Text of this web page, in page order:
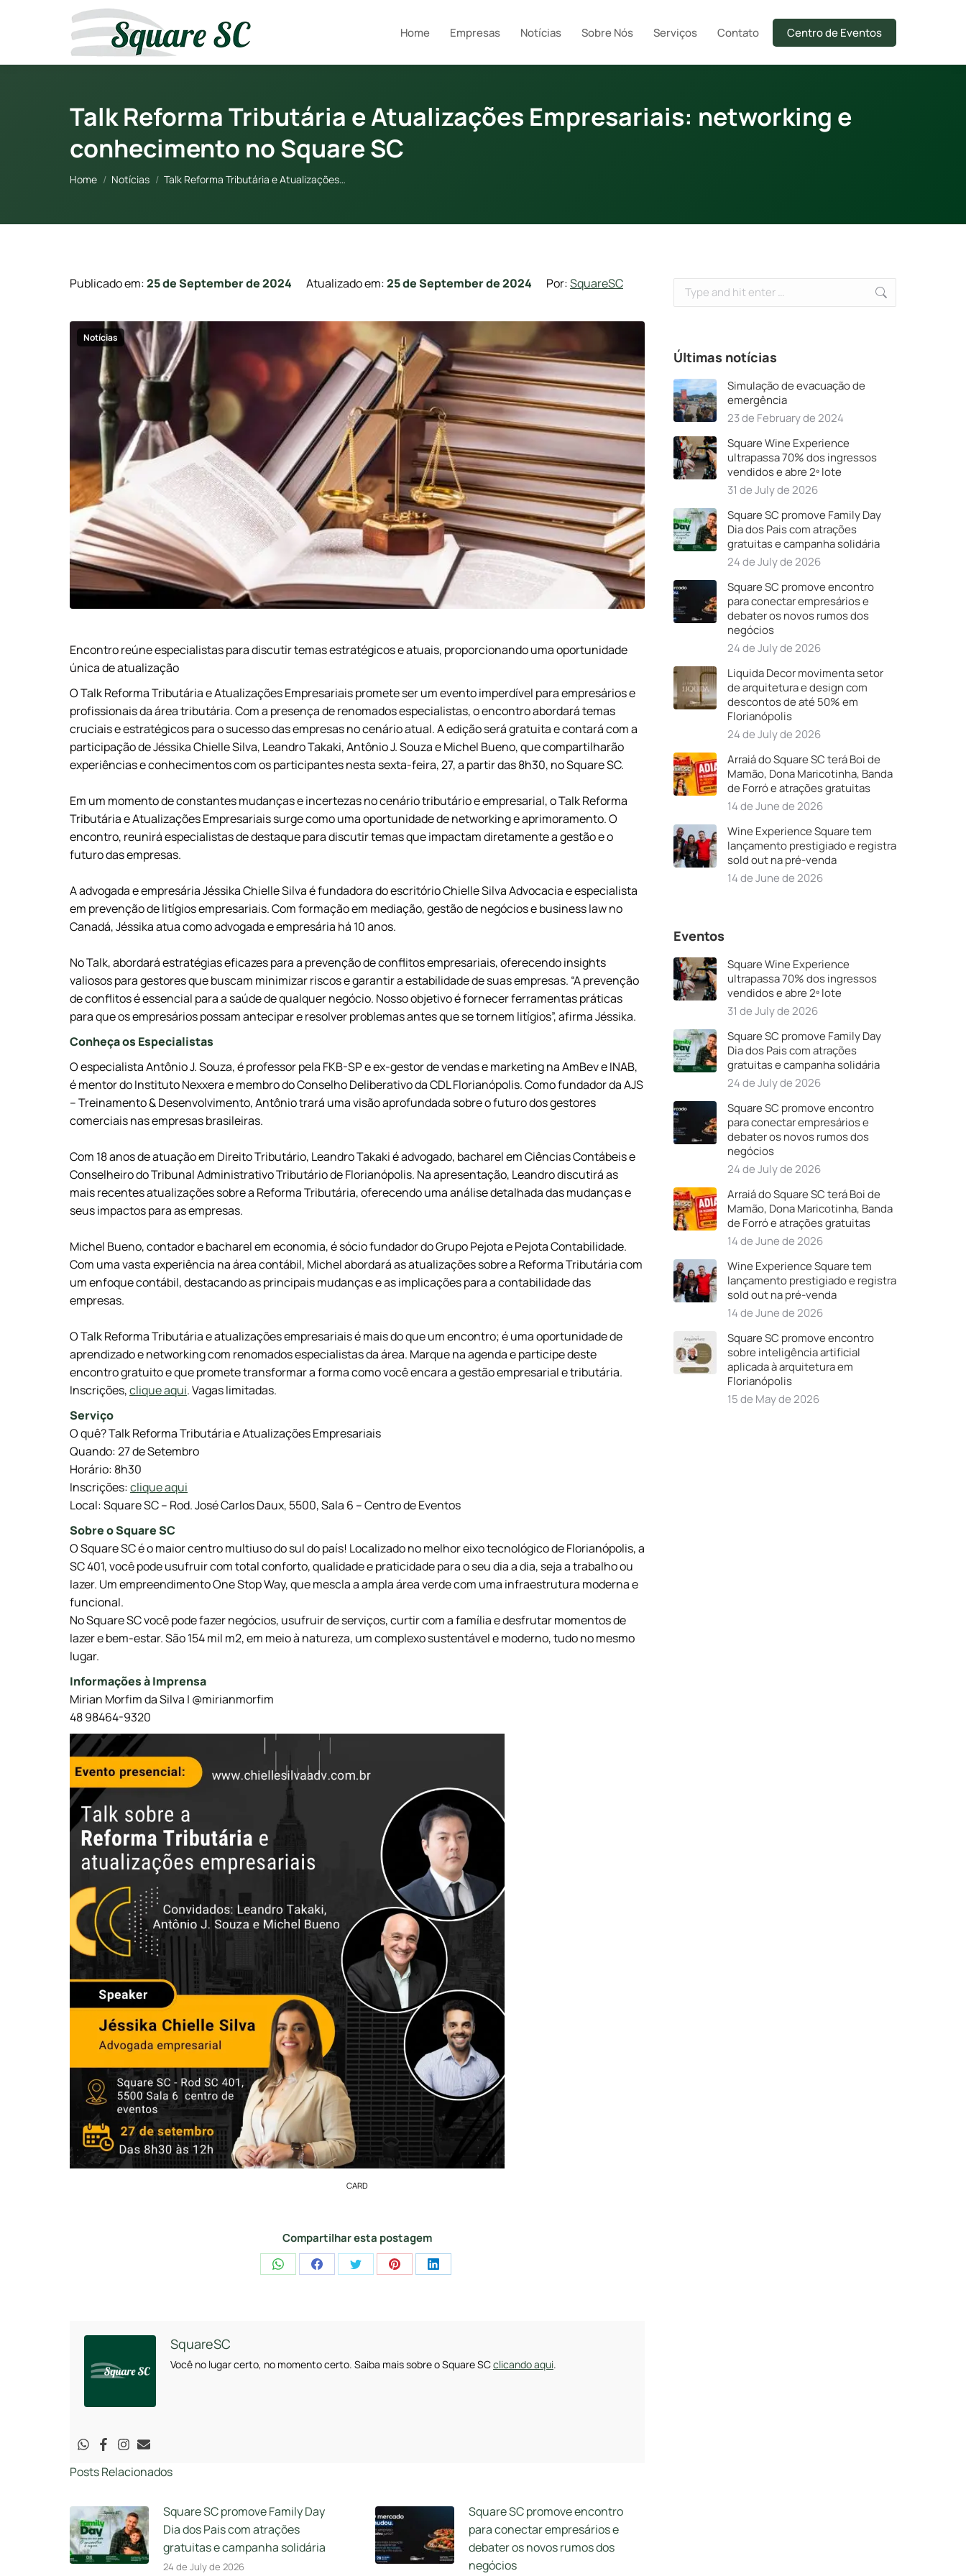
Home Empresas Notícias Sobre Nós Serviços Contato Centro de Eventos
Talk Reforma Tributária e Atualizações Empresariais: networking e
conhecimento no Square SC
You are here:
Home Notícias Talk Reforma Tributária e Atualizações…
Publicado em:25 de September de 2024 Atualizado em:25 de September de 2024 Por:SquareSC
Notícias
Encontro reúne especialistas para discutir temas estratégicos e atuais, proporcionando uma oportunidade
única de atualização
O Talk Reforma Tributária e Atualizações Empresariais promete ser um evento imperdível para empresários e
profissionais da área tributária. Com a presença de renomados especialistas, o encontro abordará temas
cruciais e estratégicos para o sucesso das empresas no cenário atual. A edição será gratuita e contará com a
participação de Jéssika Chielle Silva, Leandro Takaki, Antônio J. Souza e Michel Bueno, que compartilharão
experiências e conhecimentos com os participantes nesta sexta-feira, 27, a partir das 8h30, no Square SC.
Em um momento de constantes mudanças e incertezas no cenário tributário e empresarial, o Talk Reforma
Tributária e Atualizações Empresariais surge como uma oportunidade de networking e aprimoramento. O
encontro, reunirá especialistas de destaque para discutir temas que impactam diretamente a gestão e o
futuro das empresas.
A advogada e empresária Jéssika Chielle Silva é fundadora do escritório Chielle Silva Advocacia e especialista
em prevenção de litígios empresariais. Com formação em mediação, gestão de negócios e business law no
Canadá, Jéssika atua como advogada e empresária há 10 anos.
No Talk, abordará estratégias eficazes para a prevenção de conflitos empresariais, oferecendo insights
valiosos para gestores que buscam minimizar riscos e garantir a estabilidade de suas empresas. “A prevenção
de conflitos é essencial para a saúde de qualquer negócio. Nosso objetivo é fornecer ferramentas práticas
para que os empresários possam antecipar e resolver problemas antes que se tornem litígios”, afirma Jéssika.
Conheça os Especialistas
O especialista Antônio J. Souza, é professor pela FKB-SP e ex-gestor de vendas e marketing na AmBev e INAB,
é mentor do Instituto Nexxera e membro do Conselho Deliberativo da CDL Florianópolis. Como fundador da AJS
– Treinamento & Desenvolvimento, Antônio trará uma visão aprofundada sobre o futuro dos gestores
comerciais nas empresas brasileiras.
Com 18 anos de atuação em Direito Tributário, Leandro Takaki é advogado, bacharel em Ciências Contábeis e
Conselheiro do Tribunal Administrativo Tributário de Florianópolis. Na apresentação, Leandro discutirá as
mais recentes atualizações sobre a Reforma Tributária, oferecendo uma análise detalhada das mudanças e
seus impactos para as empresas.
Michel Bueno, contador e bacharel em economia, é sócio fundador do Grupo Pejota e Pejota Contabilidade.
Com uma vasta experiência na área contábil, Michel abordará as atualizações sobre a Reforma Tributária com
um enfoque contábil, destacando as principais mudanças e as implicações para a contabilidade das
empresas.
O Talk Reforma Tributária e atualizações empresariais é mais do que um encontro; é uma oportunidade de
aprendizado e networking com renomados especialistas da área. Marque na agenda e participe deste
encontro gratuito e que promete transformar a forma como você encara a gestão empresarial e tributária.
Inscrições,clique aqui. Vagas limitadas.
Serviço
O quê? Talk Reforma Tributária e Atualizações Empresariais
Quando: 27 de Setembro
Horário: 8h30
Inscrições:clique aqui
Local: Square SC – Rod. José Carlos Daux, 5500, Sala 6 – Centro de Eventos
Sobre o Square SC
O Square SC é o maior centro multiuso do sul do país! Localizado no melhor eixo tecnológico de Florianópolis, a
SC 401, você pode usufruir com total conforto, qualidade e praticidade para o seu dia a dia, seja a trabalho ou
lazer. Um empreendimento One Stop Way, que mescla a ampla área verde com uma infraestrutura moderna e
funcional.
No Square SC você pode fazer negócios, usufruir de serviços, curtir com a família e desfrutar momentos de
lazer e bem-estar. São 154 mil m2, em meio à natureza, um complexo sustentável e moderno, tudo no mesmo
lugar.
Informações à Imprensa
Mirian Morfim da Silva | @mirianmorfim
48 98464-9320
CARD
Compartilhar esta postagem
Share Share Share Share Share
SquareSC
Você no lugar certo, no momento certo. Saiba mais sobre o Square SCclicando aqui.
Posts Relacionados
Square SC promove Family Day
Dia dos Pais com atrações
gratuitas e campanha solidária
24 de July de 2026
Square SC promove encontro
para conectar empresários e
debater os novos rumos dos
negócios
Últimas notícias
Simulação de evacuação de
emergência
23 de February de 2024
Square Wine Experience
ultrapassa 70% dos ingressos
vendidos e abre 2º lote
31 de July de 2026
Square SC promove Family Day
Dia dos Pais com atrações
gratuitas e campanha solidária
24 de July de 2026
Square SC promove encontro
para conectar empresários e
debater os novos rumos dos
negócios
24 de July de 2026
Liquida Decor movimenta setor
de arquitetura e design com
descontos de até 50% em
Florianópolis
24 de July de 2026
Arraiá do Square SC terá Boi de
Mamão, Dona Maricotinha, Banda
de Forró e atrações gratuitas
14 de June de 2026
Wine Experience Square tem
lançamento prestigiado e registra
sold out na pré-venda
14 de June de 2026
Eventos
Square Wine Experience
ultrapassa 70% dos ingressos
vendidos e abre 2º lote
31 de July de 2026
Square SC promove Family Day
Dia dos Pais com atrações
gratuitas e campanha solidária
24 de July de 2026
Square SC promove encontro
para conectar empresários e
debater os novos rumos dos
negócios
24 de July de 2026
Arraiá do Square SC terá Boi de
Mamão, Dona Maricotinha, Banda
de Forró e atrações gratuitas
14 de June de 2026
Wine Experience Square tem
lançamento prestigiado e registra
sold out na pré-venda
14 de June de 2026
Square SC promove encontro
sobre inteligência artificial
aplicada à arquitetura em
Florianópolis
15 de May de 2026